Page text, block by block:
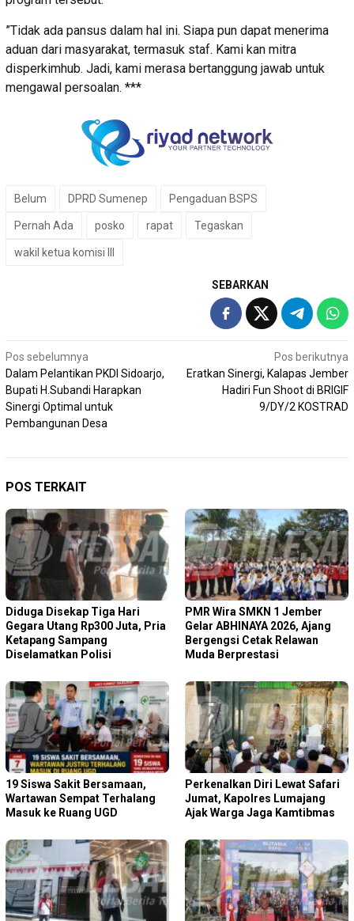
”Tidak ada pansus dalam hal ini. Siapa pun dapat menerima
aduan dari masyarakat, termasuk staf. Kami kan mitra
disperkimhub. Jadi, kami merasa bertanggung jawab untuk
mengawal persoalan. ***
Belum DPRD Sumenep Pengaduan BSPS
Pernah Ada posko rapat Tegaskan
wakil ketua komisi III
SEBARKAN
Navigasi
pos
Pos sebelumnya
Dalam Pelantikan PKDI Sidoarjo,
Bupati H.Subandi Harapkan
Sinergi Optimal untuk
Pembangunan Desa
Pos berikutnya
Eratkan Sinergi, Kalapas Jember
Hadiri Fun Shoot di BRIGIF
9/DY/2 KOSTRAD
POS TERKAIT
Diduga Disekap Tiga Hari
Gegara Utang Rp300 Juta, Pria
Ketapang Sampang
Diselamatkan Polisi
PMR Wira SMKN 1 Jember
Gelar ABHINAYA 2026, Ajang
Bergengsi Cetak Relawan
Muda Berprestasi
19 Siswa Sakit Bersamaan,
Wartawan Sempat Terhalang
Masuk ke Ruang UGD
Perkenalkan Diri Lewat Safari
Jumat, Kapolres Lumajang
Ajak Warga Jaga Kamtibmas